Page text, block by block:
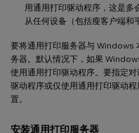
用通用打印驱动程序，这是多
从任何设备（包括瘦客户端和
要将通用打印服务器与 Windows
务器。默认情况下，如果
使用通用打印驱动程序。要指定
驱动程序或仅使用通用打印驱动
置。
安装通用打印服务器